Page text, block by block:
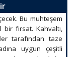
Bu muhteşem
bir fırsat. Kahvaltı,
tarafından taze
uygun çeşitli